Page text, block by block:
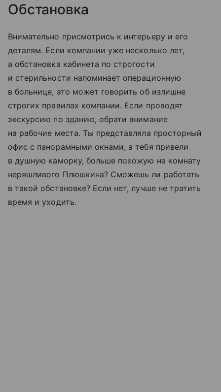
Обстановка
Внимательно присмотрись к интерьеру и его
деталям. Если компании уже несколько лет,
а обстановка кабинета по строгости
и стерильности напоминает операционную
в больнице, это может говорить об излишне
строгих правилах компании. Если проводят
экскурсию по зданию, обрати внимание
на рабочие места. Ты представляла просторный
офис с панорамными окнами, а тебя привели
в душную каморку, больше похожую на комнату
неряшливого Плюшкина? Сможешь ли работать
в такой обстановке? Если нет, лучше не тратить
время и уходить.